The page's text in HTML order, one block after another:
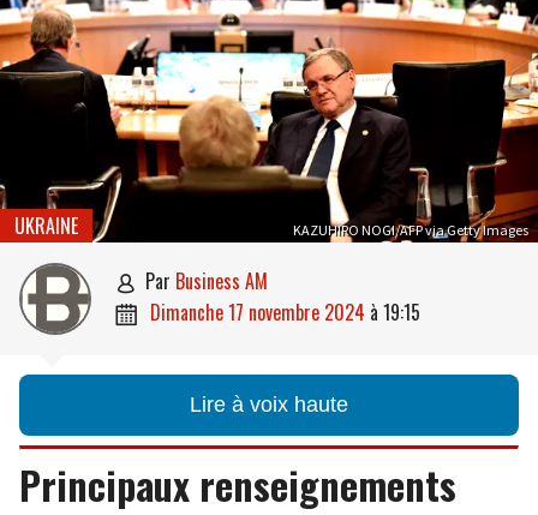
KAZUHIRO NOGI/AFP via Getty Images
UKRAINE
 par Business AM
 dimanche 17 novembre 2024 à 19:15
Lire à voix haute
Principaux renseignements